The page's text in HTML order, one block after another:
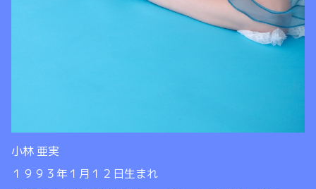
小林 亜実
１９９３年１月１２日生まれ